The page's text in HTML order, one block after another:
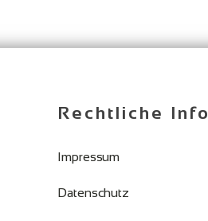
Rechtliche Info
Impressum
Datenschutz